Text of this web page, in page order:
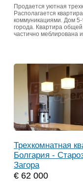
Продается уютная
Располагается
коммуникациями. Дом
города. Квартира
частично меблирована
Трехкомнатная
Болгария -
Загора
€ 62 000